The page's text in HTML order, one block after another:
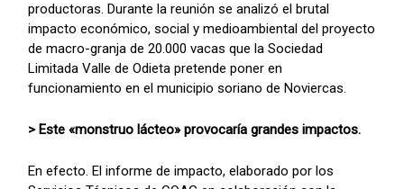
productoras. Durante la reunión se analizó el brutal
impacto económico, social y medioambiental del proyecto
de macro-granja de 20.000 vacas que la Sociedad
Limitada Valle de Odieta pretende poner en
funcionamiento en el municipio soriano de Noviercas.
> Este «monstruo lácteo» provocaría grandes impactos.
En efecto. El informe de impacto, elaborado por los